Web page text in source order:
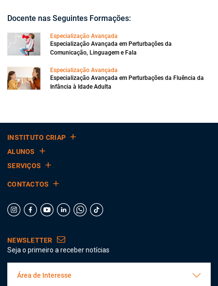
Docente nas Seguintes Formações:
Especialização Avançada
Especialização Avançada em Perturbações da
Comunicação, Linguagem e Fala
Especialização Avançada
Especialização Avançada em Perturbações da Fluência da
Infância à Idade Adulta
INSTITUTO CRIAP
ALUNOS
SERVIÇOS
CONTACTOS
NEWSLETTER
Seja o primeiro a receber notícias
Área de Interesse